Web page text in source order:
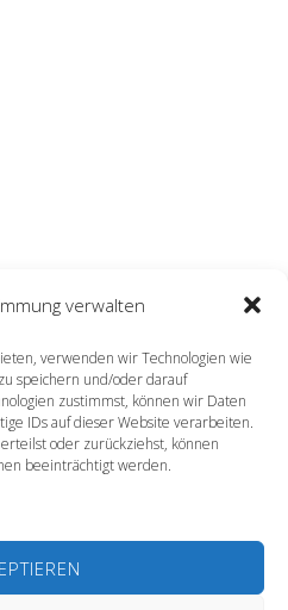
verwalten
verwenden wir Technologien wie
speichern und/oder darauf
zustimmst, können wir Daten
IDs auf dieser Website verarbeiten.
oder zurückziehst, können
beeinträchtigt werden.